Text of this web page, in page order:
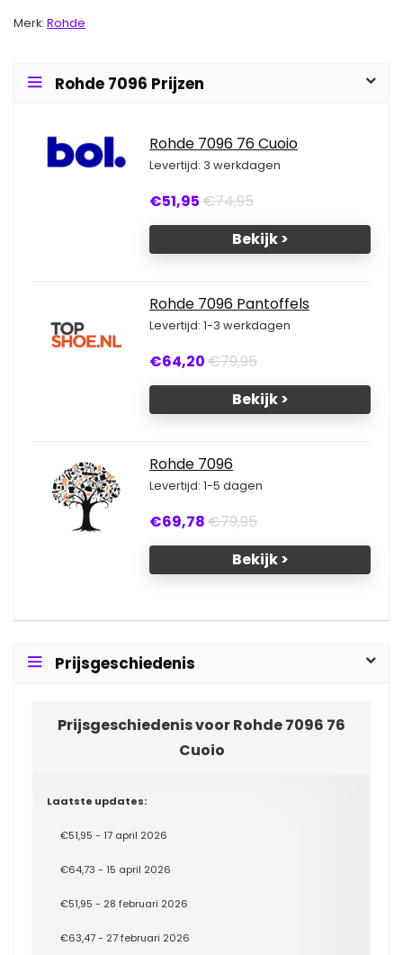
Merk: Rohde
Rohde 7096 Prijzen
Rohde 7096 76 Cuoio
Levertijd: 3 werkdagen
€51,95€74,95
Bekijk >
Rohde 7096 Pantoffels
Levertijd: 1-3 werkdagen
€64,20€79,95
Bekijk >
Rohde 7096
Levertijd: 1-5 dagen
€69,78€79,95
Bekijk >
Prijsgeschiedenis
Prijsgeschiedenis voor Rohde 7096 76
Cuoio
Laatste updates:
€51,95 - 17 april 2026
€64,73 - 15 april 2026
€51,95 - 28 februari 2026
€63,47 - 27 februari 2026